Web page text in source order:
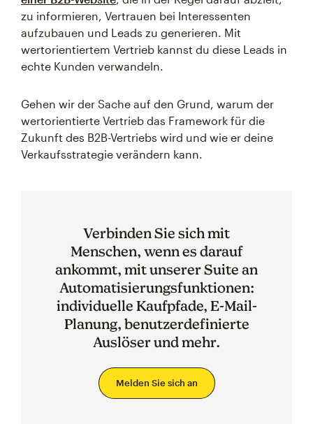
zu informieren, Vertrauen bei Interessenten
aufzubauen und Leads zu generieren. Mit
wertorientiertem Vertrieb kannst du diese Leads in
echte Kunden verwandeln.
Gehen wir der Sache auf den Grund, warum der
wertorientierte Vertrieb das Framework für die
Zukunft des B2B-Vertriebs wird und wie er deine
Verkaufsstrategie verändern kann.
Verbinden Sie sich mit
Menschen, wenn es darauf
ankommt, mit unserer Suite an
Automatisierungsfunktionen:
individuelle Kaufpfade, E-Mail-
Planung, benutzerdefinierte
Auslöser und mehr.
Melden Sie sich an